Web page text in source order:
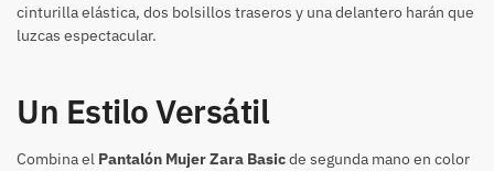
cinturilla elástica, dos bolsillos traseros y una delantero harán que
luzcas espectacular.
Un Estilo Versátil
Combina el Pantalón Mujer Zara Basicde segunda mano en color